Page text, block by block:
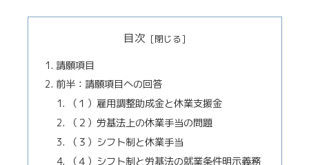
目次
請願項目
前半：請願項目への回答
（１）雇用調整助成金と休業支援金
（２）労基法上の休業手当の問題
（３）シフト制と休業手当
（４）シフト制と労基法の就業条件明示義務